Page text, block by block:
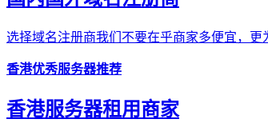
选择域名注册商我们不要在乎商家多便宜，
香港优秀服务器推荐
香港服务器租用商家